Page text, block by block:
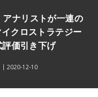
ナリストが一連の
クロストラテジー
価引き下げ
2020-12-10